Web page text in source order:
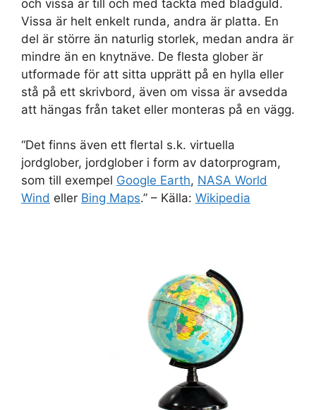
och vissa är till och med täckta med bladguld.
Vissa är helt enkelt runda, andra är platta. En
del är större än naturlig storlek, medan andra är
mindre än en knytnäve. De flesta glober är
utformade för att sitta upprätt på en hylla eller
stå på ett skrivbord, även om vissa är avsedda
att hängas från taket eller monteras på en vägg.
“Det finns även ett flertal s.k. virtuella
jordglober, jordglober i form av datorprogram,
som till exempel Google Earth, NASA World
Wind eller Bing Maps.” – Källa: Wikipedia